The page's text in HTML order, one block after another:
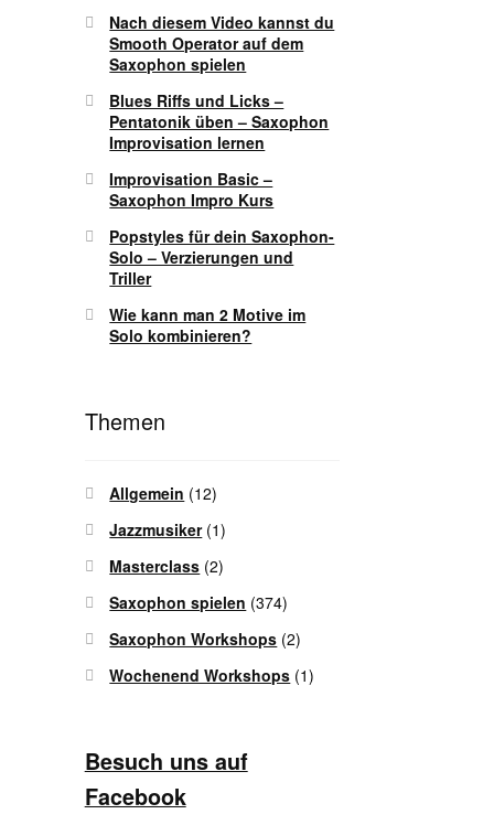
Nach diesem Video kannst du
Smooth Operator auf dem
Saxophon spielen
Blues Riffs und Licks –
Pentatonik üben – Saxophon
Improvisation lernen
Improvisation Basic –
Saxophon Impro Kurs
Popstyles für dein Saxophon-
Solo – Verzierungen und
Triller
Wie kann man 2 Motive im
Solo kombinieren?
Themen
Allgemein (12)
Jazzmusiker(1)
Masterclass (2)
Saxophon spielen (374)
Saxophon Workshops (2)
Wochenend Workshops (1)
Besuch uns auf
Facebook